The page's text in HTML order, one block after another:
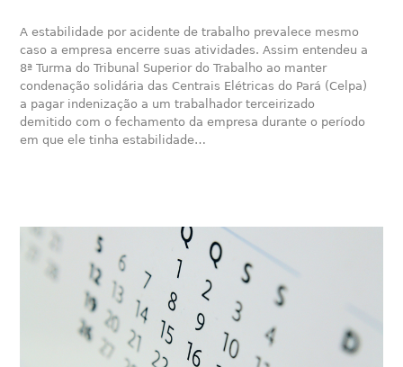
A estabilidade por acidente de trabalho prevalece mesmo
caso a empresa encerre suas atividades. Assim entendeu a
8ª Turma do Tribunal Superior do Trabalho ao manter
condenação solidária das Centrais Elétricas do Pará (Celpa)
a pagar indenização a um trabalhador terceirizado
demitido com o fechamento da empresa durante o período
em que ele tinha estabilidade…